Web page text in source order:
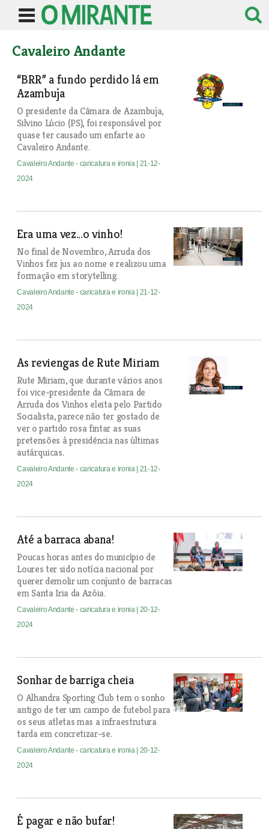
Cavaleiro Andante
“BRR” a fundo perdido lá em
Azambuja
O presidente da Câmara de Azambuja,
Silvino Lúcio (PS), foi responsável por
quase ter causado um enfarte ao
Cavaleiro Andante.
Cavaleiro Andante - caricatura e ironia | 21-12-
2024
Era uma vez...o vinho!
No final de Novembro, Arruda dos
Vinhos fez jus ao nome e realizou uma
formação em storytelling.
Cavaleiro Andante - caricatura e ironia | 21-12-
2024
As reviengas de Rute Miriam
Rute Miriam, que durante vários anos
foi vice-presidente da Câmara de
Arruda dos Vinhos eleita pelo Partido
Socialista, parece não ter gostado de
ver o partido rosa fintar as suas
pretensões à presidência nas últimas
autárquicas.
Cavaleiro Andante - caricatura e ironia | 21-12-
2024
Até a barraca abana!
Poucas horas antes do município de
Loures ter sido notícia nacional por
querer demolir um conjunto de barracas
em Santa Iria da Azóia.
Cavaleiro Andante - caricatura e ironia | 20-12-
2024
Sonhar de barriga cheia
O Alhandra Sporting Club tem o sonho
antigo de ter um campo de futebol para
os seus atletas mas a infraestrutura
tarda em concretizar-se.
Cavaleiro Andante - caricatura e ironia | 20-12-
2024
É pagar e não bufar!